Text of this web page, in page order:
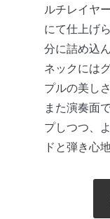
ルチレイヤ
にて仕上げ
分に詰め込ん
ネックには
プルの美し
また演奏面
プしつつ、
ドと弾き心